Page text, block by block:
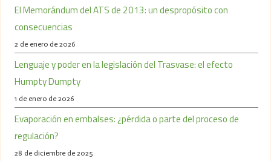
El Memorándum del ATS de 2013: un despropósito con
consecuencias
2 de enero de 2026
Lenguaje y poder en la legislación del Trasvase: el efecto
Humpty Dumpty
1 de enero de 2026
Evaporación en embalses: ¿pérdida o parte del proceso de
regulación?
28 de diciembre de 2025